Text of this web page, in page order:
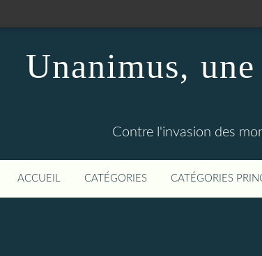
Unanimus,
Contre l'invasion des
ACCUEIL CATÉGORIES CATÉGORIES